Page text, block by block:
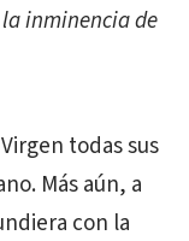
inminencia de
todas sus
Más aún, a
con la